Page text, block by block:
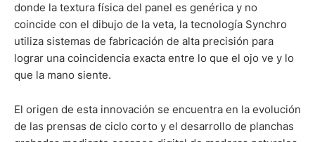
donde la textura física del panel es genérica y no
coincide con el dibujo de la veta, la tecnología Synchro
utiliza sistemas de fabricación de alta precisión para
lograr una coincidencia exacta entre lo que el ojo ve y lo
que la mano siente.
El origen de esta innovación se encuentra en la evolución
de las prensas de ciclo corto y el desarrollo de planchas